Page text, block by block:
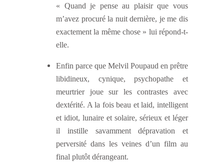
« Quand je pense au plaisir que vous
m’avez procuré la nuit dernière, je me dis
exactement la même chose » lui répond-t-
elle.
Enfin parce que Melvil Poupaud en prêtre
libidineux, cynique, psychopathe et
meurtrier joue sur les contrastes avec
dextérité. A la fois beau et laid, intelligent
et idiot, lunaire et solaire, sérieux et léger
il instille savamment dépravation et
perversité dans les veines d’un film au
final plutôt dérangeant.